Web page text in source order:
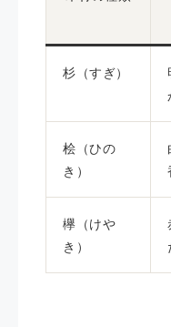
杉（すぎ）
桧（ひの
き）
欅（けや
き）